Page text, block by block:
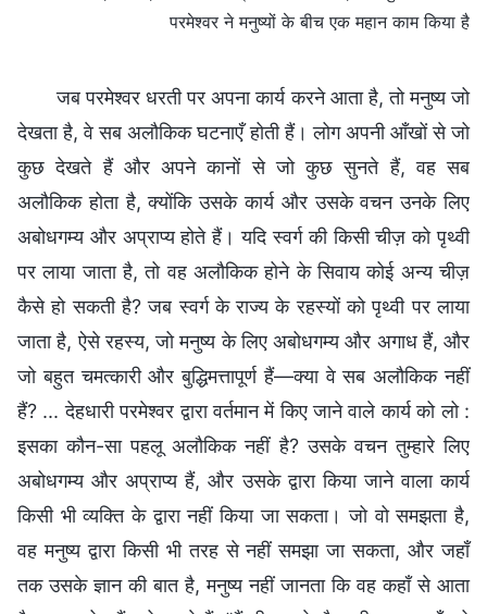
परमेश्वर ने मनुष्यों के बीच एक महान काम किया है
जब परमेश्वर धरती पर अपना कार्य करने आता है, तो मनुष्य जो
देखता है, वे सब अलौकिक घटनाएँ होती हैं। लोग अपनी आँखों से जो
कुछ देखते हैं और अपने कानों से जो कुछ सुनते हैं, वह सब
अलौकिक होता है, क्योंकि उसके कार्य और उसके वचन उनके लिए
अबोधगम्य और अप्राप्य होते हैं। यदि स्वर्ग की किसी चीज़ को पृथ्वी
पर लाया जाता है, तो वह अलौकिक होने के सिवाय कोई अन्य चीज़
कैसे हो सकती है? जब स्वर्ग के राज्य के रहस्यों को पृथ्वी पर लाया
जाता है, ऐसे रहस्य, जो मनुष्य के लिए अबोधगम्य और अगाध हैं, और
जो बहुत चमत्कारी और बुद्धिमत्तापूर्ण हैं—क्या वे सब अलौकिक नहीं
हैं? ... देहधारी परमेश्वर द्वारा वर्तमान में किए जाने वाले कार्य को लो :
इसका कौन-सा पहलू अलौकिक नहीं है? उसके वचन तुम्हारे लिए
अबोधगम्य और अप्राप्य हैं, और उसके द्वारा किया जाने वाला कार्य
किसी भी व्यक्ति के द्वारा नहीं किया जा सकता। जो वो समझता है,
वह मनुष्य द्वारा किसी भी तरह से नहीं समझा जा सकता, और जहाँ
तक उसके ज्ञान की बात है, मनुष्य नहीं जानता कि वह कहाँ से आता